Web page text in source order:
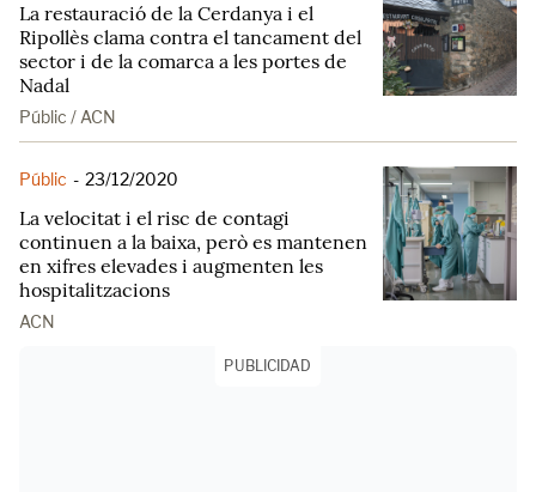
La restauració de la Cerdanya i el
Ripollès clama contra el tancament del
sector i de la comarca a les portes de
Nadal
Públic / ACN
Públic - 23/12/2020
La velocitat i el risc de contagi
continuen a la baixa, però es mantenen
en xifres elevades i augmenten les
hospitalitzacions
ACN
PUBLICIDAD